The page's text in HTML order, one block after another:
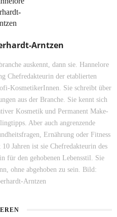
Arntzen
auskennt, dann sie. Hannelore
Chefredakteurin der etablierten
KosmetikerInnen. Sie schreibt über
aus der Branche. Sie kennt sich
Kosmetik und Permanent Make-
Aber auch angrenzende
Ernährung oder Fitness
Jahren ist sie Chefredakteurin des
für den gehobenen Lebensstil. Sie
ohne abgehoben zu sein. Bild:
Arntzen